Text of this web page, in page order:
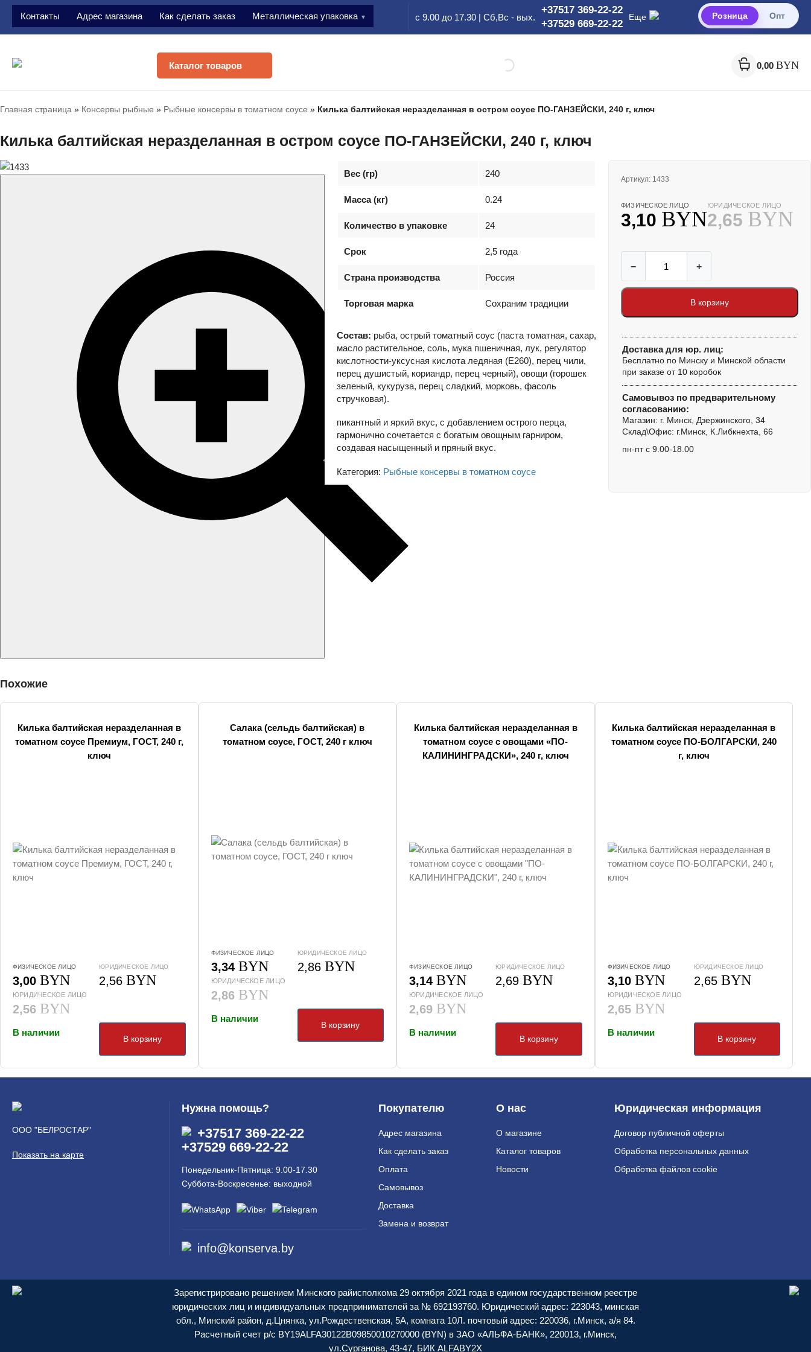
Контакты Адрес магазина Как сделать заказ Металлическая упаковка с 9.00 до 17.30 | Сб,Вс - вых.
+37517 369-22-22
+37529 669-22-22
Еще Розница Опт
Каталог товаров 0,00 BYN
Главная страница » Консервы рыбные » Рыбные консервы в томатном соусе » Килька балтийская неразделанная в остром соусе ПО-ГАНЗЕЙСКИ, 240 г, ключ
Килька балтийская неразделанная в остром соусе ПО-ГАНЗЕЙСКИ, 240 г, ключ
Вес (гр) 240
Масса (кг) 0.24
Количество в упаковке 24
Срок 2,5 года
Страна производства Россия
Торговая марка Сохраним традиции
Состав: рыба, острый томатный соус (паста томатная, сахар,
масло растительное, соль, мука пшеничная, лук, регулятор
кислотности-уксусная кислота ледяная (Е260), перец чили,
перец душистый, кориандр, перец черный), овощи (горошек
зеленый, кукуруза, перец сладкий, морковь, фасоль
стручковая).
пикантный и яркий вкус, с добавлением острого перца,
гармонично сочетается с богатым овощным гарниром,
создавая насыщенный и пряный вкус.
Категория: Рыбные консервы в томатном соусе
Артикул: 1433
ФИЗИЧЕСКОЕ ЛИЦО
3,10 BYN
ЮРИДИЧЕСКОЕ ЛИЦО
2,65 BYN
Количество
товара
балтийская
остром
соусе
ПО-
ГАНЗЕЙСКИ,
240
г,
В корзину
Доставка для юр. лиц:
Бесплатно по Минску и Минской области
при заказе от 10 коробок
Самовывоз по предварительному
согласованию:
Магазин: г. Минск, Дзержинского, 34
Склад\Офис: г.Минск, К.Либкнехта, 66
пн-пт с 9.00-18.00
Похожие
Килька балтийская неразделанная в
томатном соусе Премиум, ГОСТ, 240 г,
ключ
ФИЗИЧЕСКОЕ ЛИЦО
3,00 BYN
ЮРИДИЧЕСКОЕ ЛИЦО
2,56 BYN
ЮРИДИЧЕСКОЕ ЛИЦО
2,56 BYN
В наличии
В корзину
Салака (сельдь балтийская) в
томатном соусе, ГОСТ, 240 г ключ
ФИЗИЧЕСКОЕ ЛИЦО
3,34 BYN
ЮРИДИЧЕСКОЕ ЛИЦО
2,86 BYN
ЮРИДИЧЕСКОЕ ЛИЦО
2,86 BYN
В наличии
В корзину
Килька балтийская неразделанная в
томатном соусе с овощами «ПО-
КАЛИНИНГРАДСКИ», 240 г, ключ
ФИЗИЧЕСКОЕ ЛИЦО
3,14 BYN
ЮРИДИЧЕСКОЕ ЛИЦО
2,69 BYN
ЮРИДИЧЕСКОЕ ЛИЦО
2,69 BYN
В наличии
В корзину
Килька балтийская неразделанная в
томатном соусе ПО-БОЛГАРСКИ, 240
г, ключ
ФИЗИЧЕСКОЕ ЛИЦО
3,10 BYN
ЮРИДИЧЕСКОЕ ЛИЦО
2,65 BYN
ЮРИДИЧЕСКОЕ ЛИЦО
2,65 BYN
В наличии
В корзину
ООО "БЕЛРОСТАР"
Показать на карте
Нужна помощь?
+37517 369-22-22
+37529 669-22-22
Понедельник-Пятница: 9.00-17.30
Суббота-Воскресенье: выходной
info@konserva.by
Покупателю
Адрес магазина
Как сделать заказ
Оплата
Самовывоз
Доставка
Замена и возврат
О нас
О магазине
Каталог товаров
Новости
Юридическая информация
Договор публичной оферты
Обработка персональных данных
Обработка файлов cookie
Зарегистрировано решением Минского райисполкома 29 октября 2021 года в едином государственном реестре
юридических лиц и индивидуальных предпринимателей за № 692193760. Юридический адрес: 223043, минская
обл., Минский район, д.Цнянка, ул.Рождественская, 5А, комната 10Л. почтовый адрес: 220036, г.Минск, а/я 84.
Расчетный счет р/с BY19ALFA30122В09850010270000 (BYN) в ЗАО «АЛЬФА-БАНК», 220013, г.Минск,
ул.Сурганова, 43-47, БИК ALFABY2X